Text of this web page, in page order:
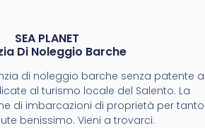
SEA PLANET
Di Noleggio Barche
di noleggio barche senza patente a
al turismo locale del Salento. La
di imbarcazioni di proprietà per tanto
benissimo. Vieni a trovarci: